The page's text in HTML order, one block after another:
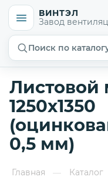
ВИНТЭЛ
Завод
Поиск по
Листовой
1250х1350
0,5 мм)
Главная — Каталог